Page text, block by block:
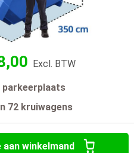
Excl. BTW
parkeerplaats
72 kruiwagens
winkelmand